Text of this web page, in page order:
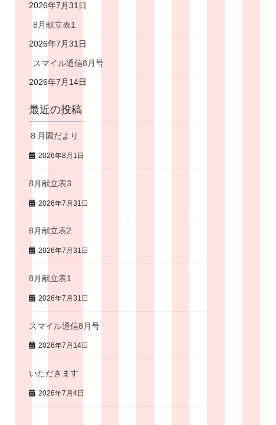
2026年7月31日
8月献立表1
2026年7月31日
スマイル通信8月号
2026年7月14日
最近の投稿
８月園だより
2026年8月1日
8月献立表3
2026年7月31日
8月献立表2
2026年7月31日
8月献立表1
2026年7月31日
スマイル通信8月号
2026年7月14日
いただきます
2026年7月4日